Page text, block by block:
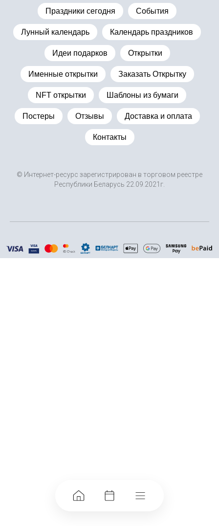
Праздники сегодня События
Лунный календарь Календарь праздников
Идеи подарков Открытки
Именные открытки Заказать Открытку
NFT открытки Шаблоны из бумаги
Постеры Отзывы Доставка и оплата
Контакты
© Интернет-ресурс зарегистрирован в торговом реестре
Республики Беларусь 22.09.2021г.